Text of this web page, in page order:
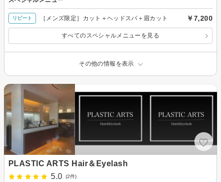
リピート ［メンズ限定］カット＋ヘッドスパ＋眉カット ￥7,200
すべてのスペシャルメニューを見る
その他の情報を表示
PLASTIC ARTS Hair＆Eyelash
5.0
(2件)